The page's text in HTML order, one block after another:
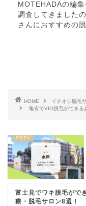
MOTEHADAの編
調査してきました
さんにおすすめの
HOME イチオシ脱毛
亀有でVIO脱毛ができる
富士見でワキ脱毛がで
療・脱毛サロン8選！